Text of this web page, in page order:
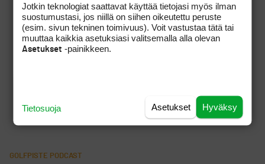
Tapio Pulkkanen eteni jatkoon ja paransi rutkasti
asemiaan
Bogiton ilotulitus päättyi eagleen – Talin kenttäennätys
vaihtoi omistajaa
GOLFPISTE PODCAST
Jotkin teknologiat saattavat käyttää tietojasi myös ilman
suostumustasi, jos niillä on siihen oikeutettu peruste
(esim. sivun tekninen toimivuus). Voit vastustaa tätä tai
muuttaa kaikkia asetuksiasi valitsemalla alla olevan
Asetukset -painikkeen.
Hyväksy
Asetukset
Tietosuoja